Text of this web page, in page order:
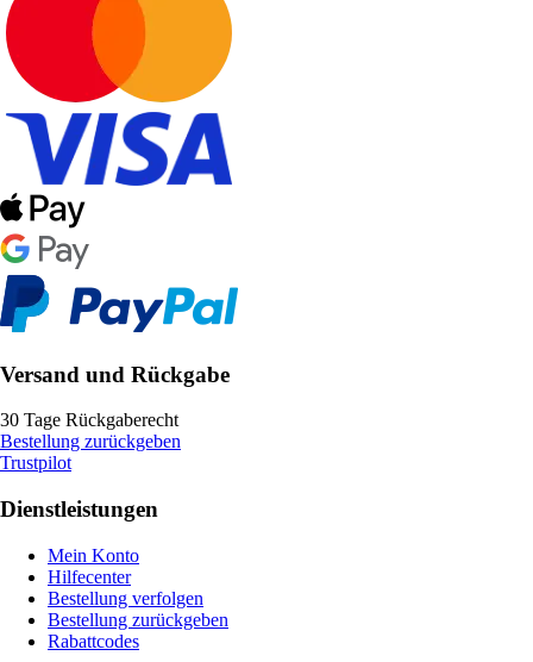
Versand und Rückgabe
30 Tage Rückgaberecht
Bestellung zurückgeben
Trustpilot
Dienstleistungen
Mein Konto
Hilfecenter
Bestellung verfolgen
Bestellung zurückgeben
Rabattcodes